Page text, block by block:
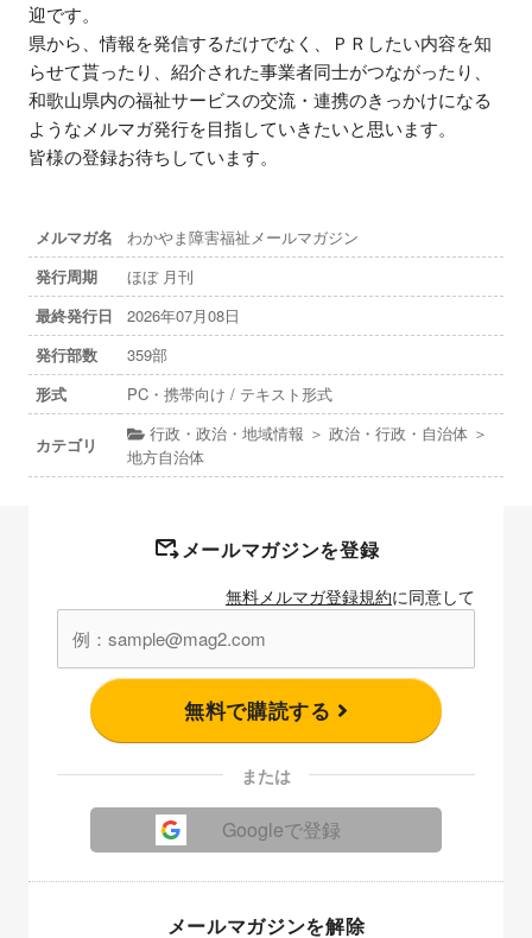
迎です。
県から、情報を発信するだけでなく、ＰＲしたい内容を知
らせて貰ったり、紹介された事業者同士がつながったり、
和歌山県内の福祉サービスの交流・連携のきっかけになる
ようなメルマガ発行を目指していきたいと思います。
皆様の登録お待ちしています。
メルマガ名
わかやま障害福祉メールマガジン
発行周期
ほぼ 月刊
最終発行日
2026年07月08日
発行部数
359部
形式
PC・携帯向け / テキスト形式
カテゴリ
行政・政治・地域情報 ＞ 政治・行政・自治体 ＞
地方自治体
メールマガジンを登録
無料メルマガ登録規約に同意して
無料で購読する
または
Googleで登録
メールマガジンを解除